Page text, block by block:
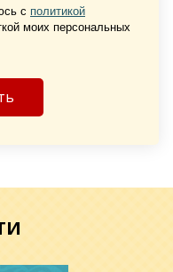
Хочу такую
Хочу такую
с политикой
моих персональных